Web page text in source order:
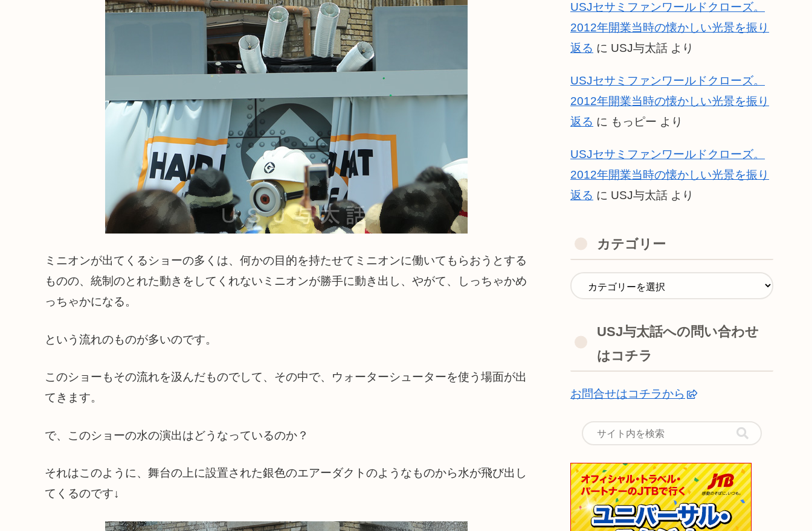
ミニオンが出てくるショーの多くは、何かの目的を持たせてミニオンに働いてもらおうとする
ものの、統制のとれた動きをしてくれないミニオンが勝手に動き出し、やがて、しっちゃかめ
っちゃかになる。
という流れのものが多いのです。
このショーもその流れを汲んだものでして、その中で、ウォーターシューターを使う場面が出
てきます。
で、このショーの水の演出はどうなっているのか？
それはこのように、舞台の上に設置された銀色のエアーダクトのようなものから水が飛び出し
てくるのです↓
USJセサミファンワールドクローズ。
2012年開業当時の懐かしい光景を振り
返る に USJ与太話 より
USJセサミファンワールドクローズ。
2012年開業当時の懐かしい光景を振り
返る に もっピー より
USJセサミファンワールドクローズ。
2012年開業当時の懐かしい光景を振り
返る に USJ与太話 より
カテゴリー
USJ与太話への問い合わせ
はコチラ
お問合せはコチラから